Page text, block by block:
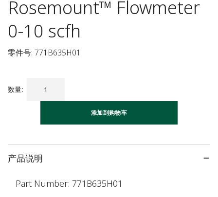
Rosemount™ Flowmeter
0-10 scfh
零件号: 771B635H01
数量:
添加到购物车
产品说明
Part Number: 771B635H01